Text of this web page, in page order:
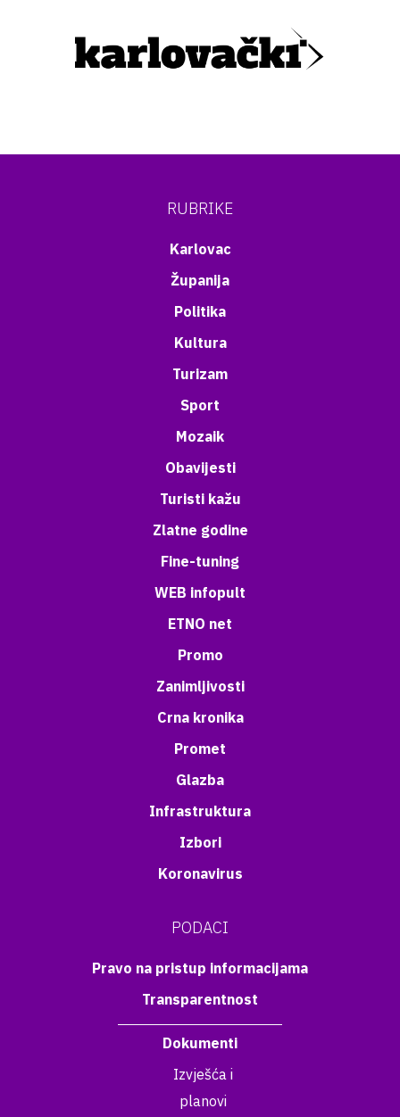
RUBRIKE
Karlovac
Županija
Politika
Kultura
Turizam
Sport
Mozaik
Obavijesti
Turisti kažu
Zlatne godine
Fine-tuning
WEB infopult
ETNO net
Promo
Zanimljivosti
Crna kronika
Promet
Glazba
Infrastruktura
Izbori
Koronavirus
PODACI
Pravo na pristup informacijama
Transparentnost
Dokumenti
Izvješća i
planovi